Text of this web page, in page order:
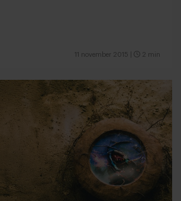
11 november 2015 2 min